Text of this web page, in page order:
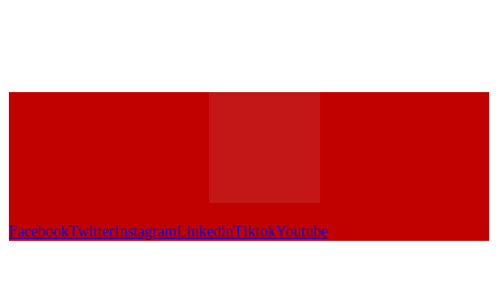
FacebookTwitterInstagramLinkedinTiktokYoutube